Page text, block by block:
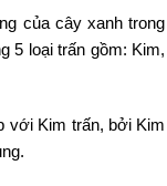
của cây xanh trong
5 loại trấn gồm: Kim,
với Kim trấn, bởi Kim